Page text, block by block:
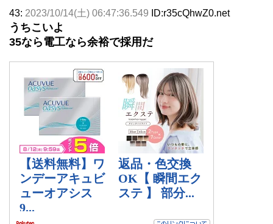
43: 2023/10/14(土) 06:47:36.549 ID:r35cQhwZ0.net
うちこいよ
35なら電工なら余裕で採用だ